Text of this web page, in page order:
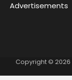
Advertisements
Copyright © 2026